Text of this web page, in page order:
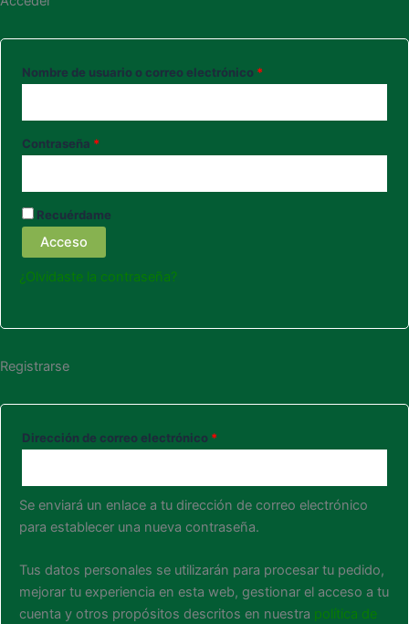
Nombre de usuario o correo electrónico *
Contraseña *
Recuérdame
Acceso
¿Olvidaste la contraseña?
Registrarse
Dirección de correo electrónico *
Se enviará un enlace a tu dirección de correo electrónico
para establecer una nueva contraseña.
Tus datos personales se utilizarán para procesar tu pedido,
mejorar tu experiencia en esta web, gestionar el acceso a tu
cuenta y otros propósitos descritos en nuestra política de